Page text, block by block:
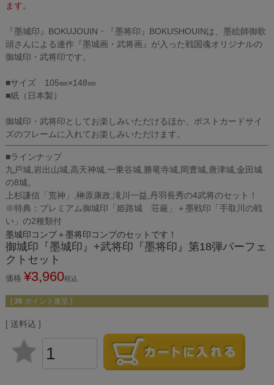
ます。
『墨城印』BOKUJOUIN・『墨将印』BOKUSHOUINは、墨絵師御歌
頭さんによる連作『墨城画・武将画』が入った戦国魂オリジナルの
御城印・武将印です。
■サイズ 105㎜×148㎜
■紙（日本製）
御城印・武将印としてお楽しみいただけるほか、ポストカードサイ
ズのフレームに入れてお楽しみいただけます。
■ラインナップ
九戸城,岩出山城,高天神城,一乗谷城,勝竜寺城,岡豊城,唐津城,金田城
の8城。
上杉謙信「荒神」,榊原康政,滝川一益,丹羽長秀の4武将のセット！
※特典：プレミアム御城印「姫路城 荘厳」＋墨戦印「手取川の戦
い」の2種類付
墨城印コンプ＋墨将印コンプのセットです！
御城印『墨城印』+武将印『墨将印』第18弾パーフェ
クトセット
価格 ¥3,960税込
[ 36 ポイント進呈 ]
送料込